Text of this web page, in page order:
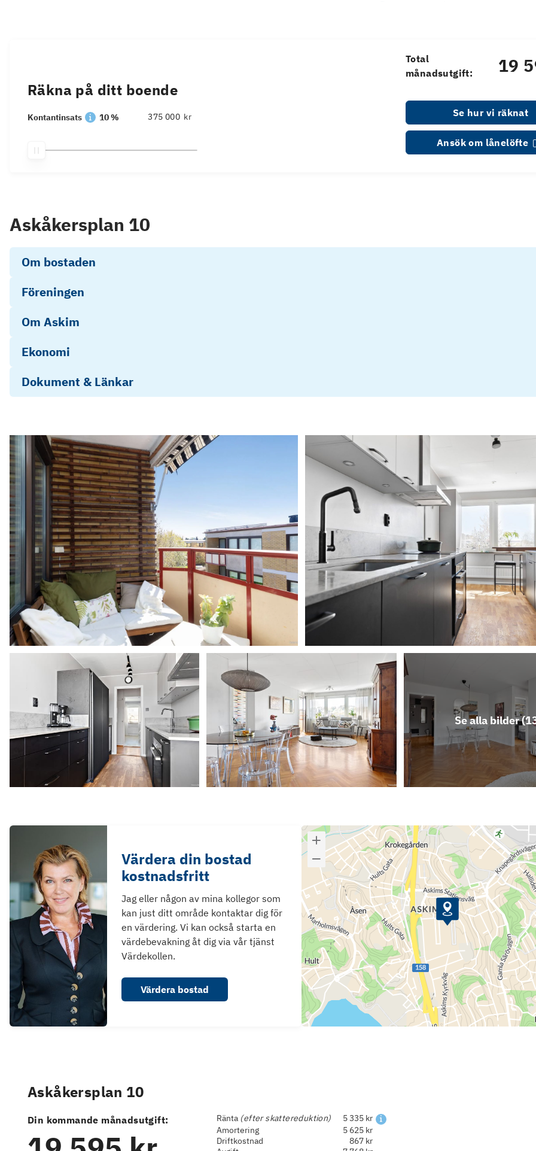
Räkna på ditt boende
Kontantinsats 10 % kr
Total
månadsutgift:
19
Se hur vi räknat
Ansök om lånelöfte
Askåkersplan 10
Om bostaden
Föreningen
Om Askim
Ekonomi
Dokument & Länkar
Stadgar fragelista-publik_2026-05-08_15-06
Photo
Play
Se alla bilder (
Värdera din bostad
kostnadsfritt
Jag eller någon av mina kollegor som
kan just ditt område kontaktar dig för
en värdering. Vi kan också starta en
värdebevakning åt dig via vår tjänst
Värdekollen.
Värdera bostad
Askåkersplan 10
Din kommande månadsutgift: Ränta (efter skattereduktion)
5 335 kr
Amortering
5 625 kr
Driftkostnad
867 kr